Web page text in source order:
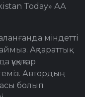
Today» АА
міндетті
Ақпараттық
Автордың
болып